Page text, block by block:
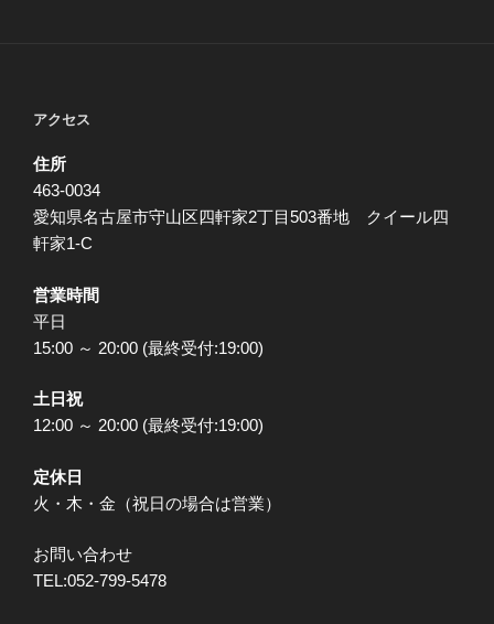
アクセス
住所
463-0034
愛知県名古屋市守山区四軒家2丁目503番地 クイール四
軒家1-C
営業時間
平日
15:00 ～ 20:00 (最終受付:19:00)
土日祝
12:00 ～ 20:00 (最終受付:19:00)
定休日
火・木・金（祝日の場合は営業）
お問い合わせ
TEL:052-799-5478